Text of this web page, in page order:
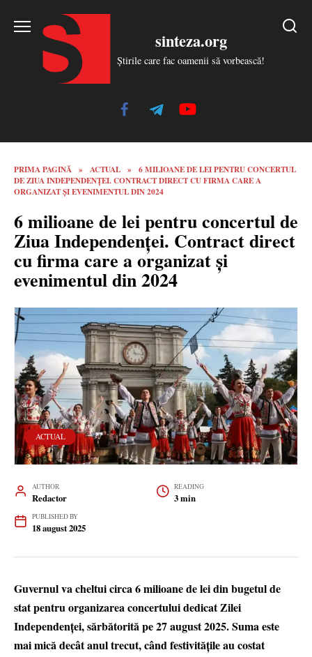
sinteza.org
Știrile care fac oamenii să vorbească!
PRIMA PAGINĂ » ACTUAL »
6 MILIOANE DE LEI PENTRU CONCERTUL
DE ZIUA INDEPENDENȚEI. CONTRACT DIRECT CU FIRMA CARE A
ORGANIZAT ȘI EVENIMENTUL DIN 2024
6 milioane de lei pentru concertul de
Ziua Independenței. Contract direct
cu firma care a organizat și
evenimentul din 2024
ACTUAL
AUTHOR
Redactor
READING
3 min
PUBLISHED BY
18 august 2025
Guvernul va cheltui circa 6 milioane de lei din bugetul de
stat pentru organizarea concertului dedicat Zilei
Independenței, sărbătorită pe 27 august 2025. Suma este
mai mică decât anul trecut, când festivitățile au costat